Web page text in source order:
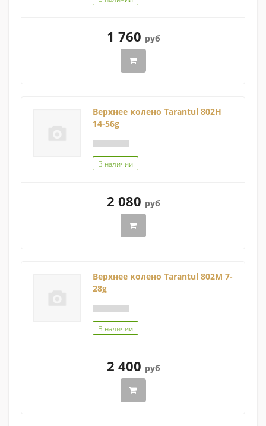
1 760 руб
Верхнее колено Tarantul 802H
14-56g
В наличии
2 080 руб
Верхнее колено Tarantul 802M 7-
28g
В наличии
2 400 руб